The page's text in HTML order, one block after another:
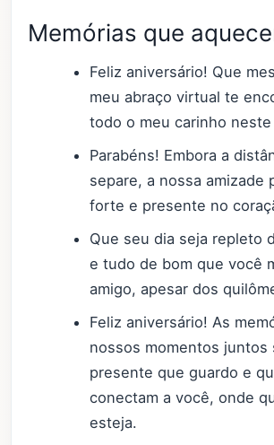
Memórias que
Feliz aniversário! Que
meu abraço virtual te
todo o meu carinho
Parabéns! Embora a
separe, a nossa amizade
forte e presente no
Que seu dia seja repleto
e tudo de bom que você
amigo, apesar dos
Feliz aniversário! As
nossos momentos juntos
presente que guardo e
conectam a você, onde
esteja.